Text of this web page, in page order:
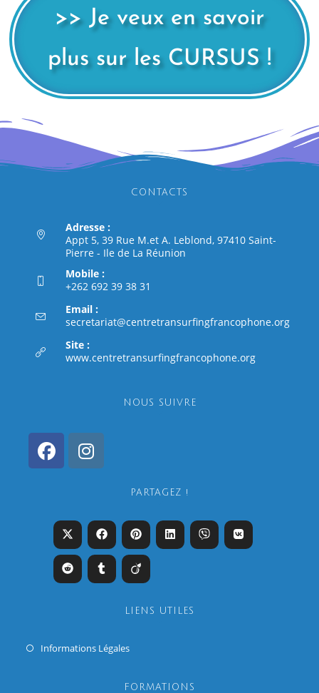
>> Je veux en savoir
plus sur les CURSUS !
CONTACTS
Adresse :
Appt 5, 39 Rue M.et A. Leblond, 97410 Saint-
Pierre - Ile de La Réunion
Mobile :
+262 692 39 38 31
Email :
secretariat@centretransurfingfrancophone.org
Site :
www.centretransurfingfrancophone.org
NOUS SUIVRE
PARTAGEZ !
LIENS UTILES
Informations Légales
FORMATIONS